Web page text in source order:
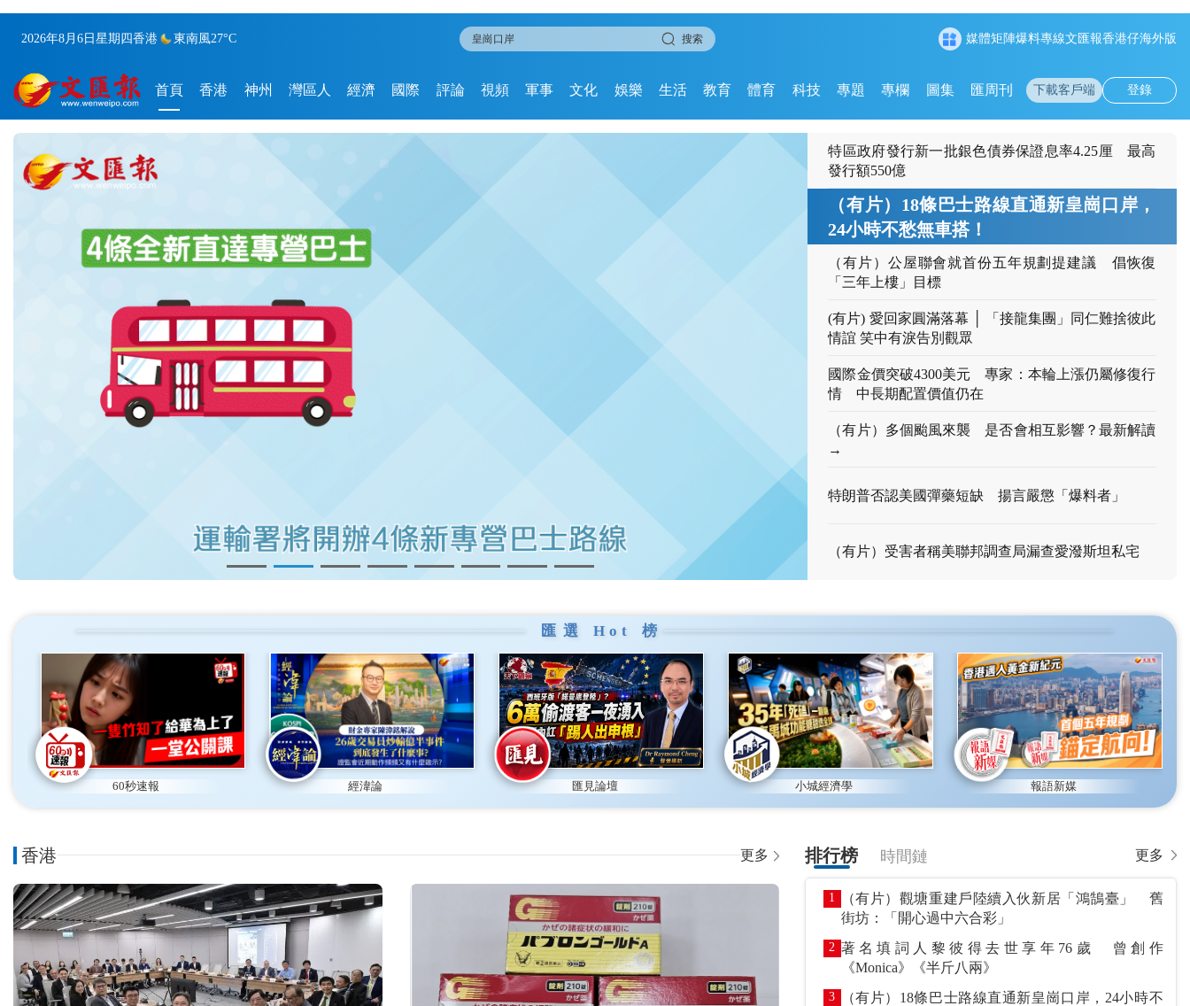
2026年8月6日 星期四香港 東南風27°C 搜索 媒體矩陣爆料專線文匯報香港仔海外版
首頁 香港 神州 灣區人 經濟 國際 評論 視頻 軍事 文化 娛樂 生活 教育 體育 科技 專題 專欄 圖集 匯周刊 下載客戶端 登錄
特區政府發行新一批銀色債券保證息率4.25厘 最高
發行額550億
（有片）18條巴士路線直通新皇崗口岸，24小時不愁
無車搭！
（有片）公屋聯會就首份五年規劃提建
議 倡恢復「三年上樓」目標
(有片) 愛回家圓滿落幕 │ 「接龍集團」同仁難捨彼此
情誼 笑中有淚告別觀眾
國際金價突破4300美元 專家：本輪上漲仍屬修復行
情 中長期配置價值仍在
（有片）多個颱風來襲 是否會相互影響？最新解讀
→
特朗普否認美國彈藥短缺 揚言嚴懲「爆料者」
（有片）受害者稱美聯邦調查局漏查愛潑斯坦私宅
匯選 Hot 榜
60秒速報 經湋論 匯見論壇 小城經濟學 報語新媒
香港 更多 排行榜 時間鏈 更多
1
（有片）觀塘重建戶陸續入伙新居「鴻鵠臺」 舊
街坊：「開心過中六合彩」
2 著名填詞人黎彼得去世享年76歲 曾創作
《Monica》《半斤八兩》
3
（有片）18條巴士路線直通新皇崗口岸，24小時不